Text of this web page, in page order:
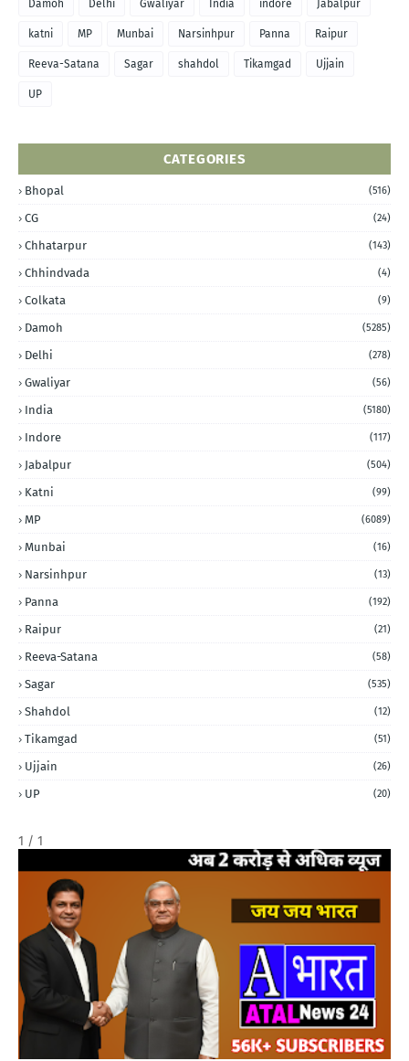
Damoh Delhi Gwaliyar India indore Jabalpur
katni MP Munbai Narsinhpur Panna Raipur
Reeva-Satana Sagar shahdol Tikamgad Ujjain
UP
CATEGORIES
Bhopal (516)
CG (24)
Chhatarpur (143)
Chhindvada (4)
Colkata (9)
Damoh (5285)
Delhi (278)
Gwaliyar (56)
India (5180)
Indore (117)
Jabalpur (504)
Katni (99)
MP (6089)
Munbai (16)
Narsinhpur (13)
Panna (192)
Raipur (21)
Reeva-Satana (58)
Sagar (535)
Shahdol (12)
Tikamgad (51)
Ujjain (26)
UP (20)
1 / 1